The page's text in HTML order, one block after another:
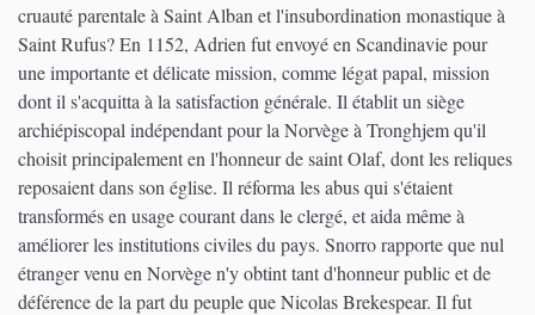
cruauté parentale à Saint Alban et l'insubordination monastique à
Saint Rufus? En 1152, Adrien fut envoyé en Scandinavie pour
une importante et délicate mission, comme légat papal, mission
dont il s'acquitta à la satisfaction générale. Il établit un siège
archiépiscopal indépendant pour la Norvège à Tronghjem qu'il
choisit principalement en l'honneur de saint Olaf, dont les reliques
reposaient dans son église. Il réforma les abus qui s'étaient
transformés en usage courant dans le clergé, et aida même à
améliorer les institutions civiles du pays. Snorro rapporte que nul
étranger venu en Norvège n'y obtint tant d'honneur public et de
déférence de la part du peuple que Nicolas Brekespear. Il fut